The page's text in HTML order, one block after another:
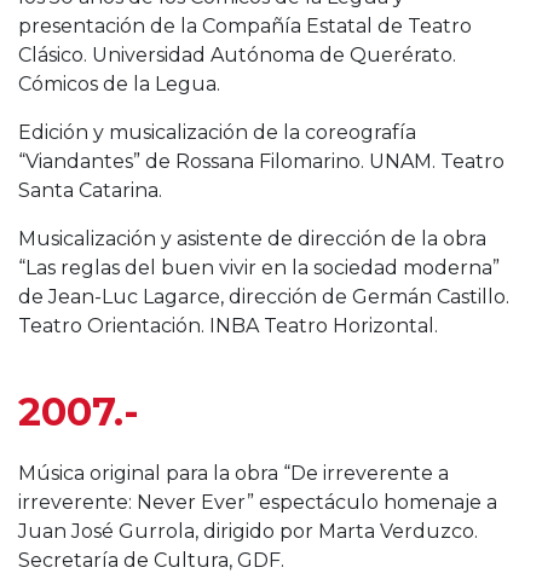
presentación de la Compañía Estatal de Teatro
Clásico. Universidad Autónoma de Querérato.
Cómicos de la Legua.
Edición y musicalización de la coreografía
“Viandantes” de Rossana Filomarino. UNAM. Teatro
Santa Catarina.
Musicalización y asistente de dirección de la obra
“Las reglas del buen vivir en la sociedad moderna”
de Jean-Luc Lagarce, dirección de Germán Castillo.
Teatro Orientación. INBA Teatro Horizontal.
2007.-
Música original para la obra “De irreverente a
irreverente: Never Ever” espectáculo homenaje a
Juan José Gurrola, dirigido por Marta Verduzco.
Secretaría de Cultura, GDF.